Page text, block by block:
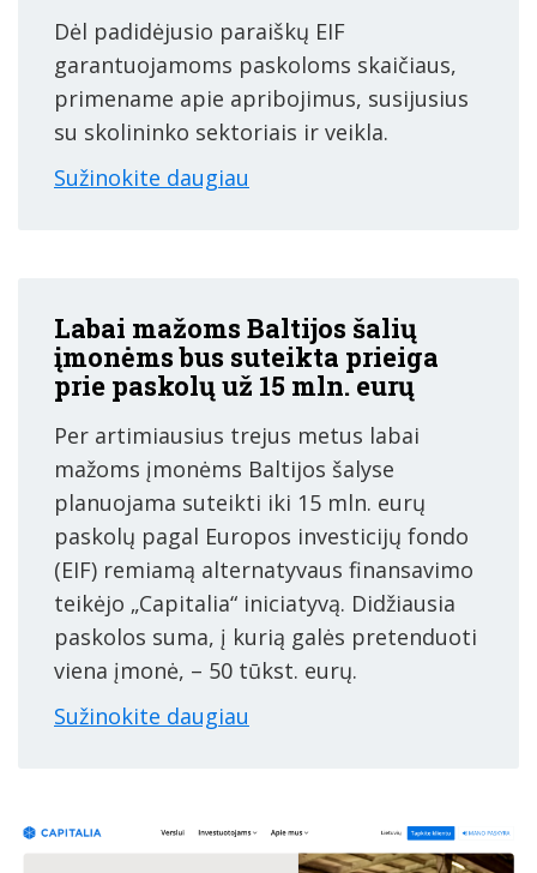
Dėl padidėjusio paraiškų EIF
garantuojamoms paskoloms skaičiaus,
primename apie apribojimus, susijusius
su skolininko sektoriais ir veikla.
Sužinokite daugiau
Labai mažoms Baltijos šalių
įmonėms bus suteikta prieiga
prie paskolų už 15 mln. eurų
Per artimiausius trejus metus labai
mažoms įmonėms Baltijos šalyse
planuojama suteikti iki 15 mln. eurų
paskolų pagal Europos investicijų fondo
(EIF) remiamą alternatyvaus finansavimo
teikėjo „Capitalia“ iniciatyvą. Didžiausia
paskolos suma, į kurią galės pretenduoti
viena įmonė, – 50 tūkst. eurų.
Sužinokite daugiau